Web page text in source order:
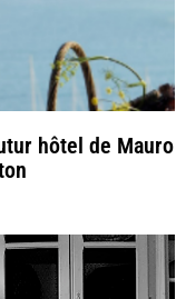
hôtel de Mauro